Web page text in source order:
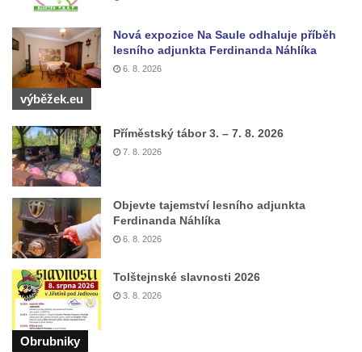
silnice severně od Lužce nad Vltavou
Kenotaf Alfeda Harnische na hřbitově v
Hrobčicích
Pomník obětem válek v Hrobčicích
Pomník obětem válek v Mirošovicích
Hrob vojáků Rudé armády na hřbitově v
Račicích
Hrob Jiřího Dovhomilji na hřbitově v
Račicích
Hrob Antonína Medáčka na hřbitově v
Račicích
Hrob Josefa Moravce a Miroslava Moravce
na hřbitově v Dobříni
Pomník obětem válek na hřbitově v Dobříni
Nová expozice Na Saule odhaluje příběh
lesního adjunkta Ferdinanda Náhlíka
6. 8. 2026
výběžek.eu
Příměstský tábor 3. – 7. 8. 2026
7. 8. 2026
Objevte tajemství lesního adjunkta
Ferdinanda Náhlíka
6. 8. 2026
Tolštejnské slavnosti 2026
3. 8. 2026
Obrubniky